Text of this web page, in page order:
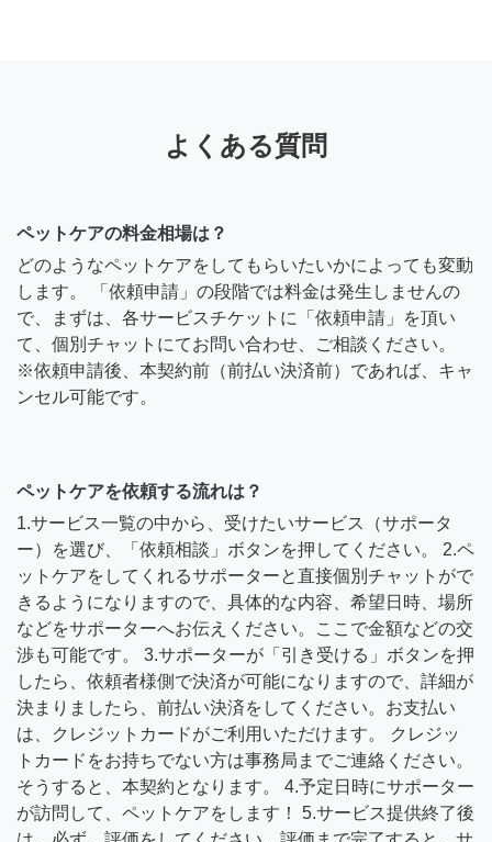
よくある質問
ペットケアの料金相場は？
どのようなペットケアをしてもらいたいかによっても変動
します。 「依頼申請」の段階では料金は発生しませんの
で、まずは、各サービスチケットに「依頼申請」を頂い
て、個別チャットにてお問い合わせ、ご相談ください。
※依頼申請後、本契約前（前払い決済前）であれば、キャ
ンセル可能です。
ペットケアを依頼する流れは？
1.サービス一覧の中から、受けたいサービス（サポータ
ー）を選び、「依頼相談」ボタンを押してください。 2.ペ
ットケアをしてくれるサポーターと直接個別チャットがで
きるようになりますので、具体的な内容、希望日時、場所
などをサポーターへお伝えください。ここで金額などの交
渉も可能です。 3.サポーターが「引き受ける」ボタンを押
したら、依頼者様側で決済が可能になりますので、詳細が
決まりましたら、前払い決済をしてください。お支払い
は、クレジットカードがご利用いただけます。 クレジッ
トカードをお持ちでない方は事務局までご連絡ください。
そうすると、本契約となります。 4.予定日時にサポーター
が訪問して、ペットケアをします！ 5.サービス提供終了後